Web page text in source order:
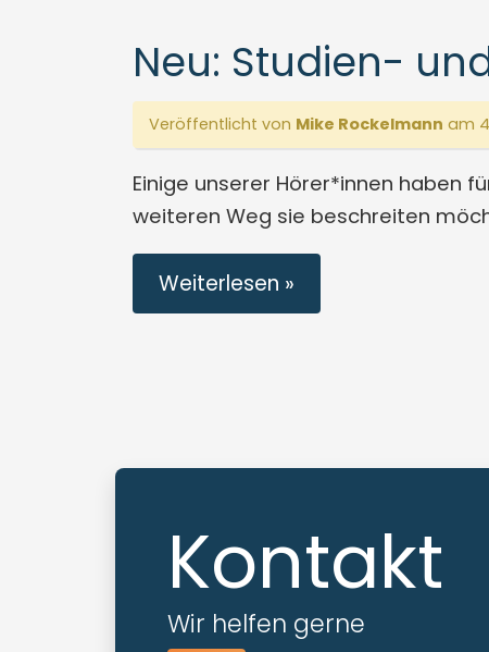
Neu: Studien-
Veröffentlicht von Mike Rockelmann am
Einige unserer Hörer*innen haben
weiteren Weg sie beschreiten
Weiterlesen »
Kontakt
Wir helfen gerne